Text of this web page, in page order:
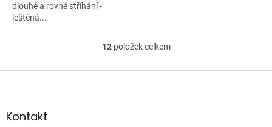
dlouhé a rovné stříhání -
leštěná...
O
l
12položek celkem
Z
aKontakt